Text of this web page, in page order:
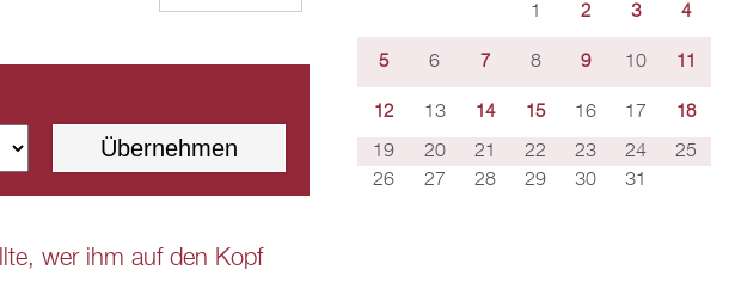
wer ihm auf den Kopf
1 2 3 4
5 6 7 8 9 10 11
12 13 14 15 16 17 18
19 20 21 22 23 24
25
26
27 28 29 30 31